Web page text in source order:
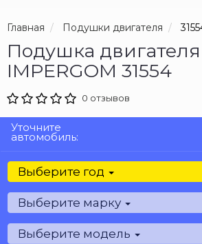
Главная Подушки двигателя
Подушка двигателя
IMPERGOM 31554
0 отзывов
Уточните
автомобиль:
Выберите год
Выберите марку
Выберите модель